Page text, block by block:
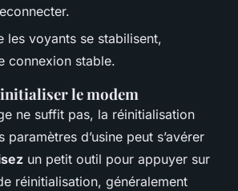
les voyants se stabilisent,
connexion stable.
le modem
ne suffit pas, la réinitialisation
paramètres d’usine peut s’avérer
un petit outil pour appuyer sur
réinitialisation, généralement